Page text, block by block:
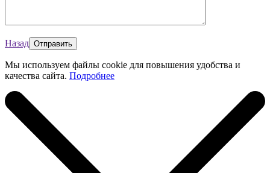
Назад
Мы используем файлы cookie для повышения удобства и
качества сайта. Подробнее